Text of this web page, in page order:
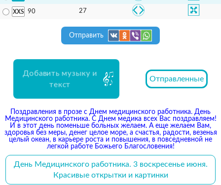
90 27
Отправить
Добавить музыку и
текст
Отправленные
Поздравления в прозе с Днем медицинского работника. День
Медицинского работника. С Днем медика всех Вас поздравляем!
И в этот день поменьше больных желаем. А еще желаем Вам,
здоровья без меры, денег целое море, а счастья, радости, везенья
целый океан, в карьере роста и повышения, в повседневной не
легкой работе Божьего Благословения!
День Медицинского работника. 3 воскресенье июня.
Красивые открытки и картинки